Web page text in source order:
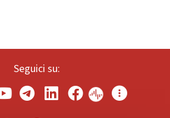
Seguici su: